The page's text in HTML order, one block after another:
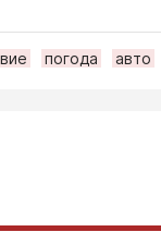
погода авто